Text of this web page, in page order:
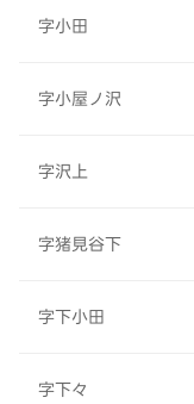
字小田
字小屋ノ沢
字沢上
字猪見谷下
字下小田
字下々